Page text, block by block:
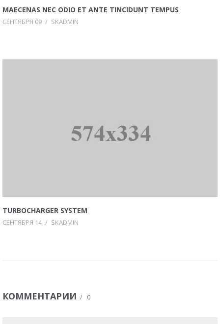
MAECENAS NEC ODIO ET ANTE TINCIDUNT TEMPUS
СЕНТЯБРЯ 09 / SKADMIN
TURBOCHARGER SYSTEM
СЕНТЯБРЯ 14 / SKADMIN
КОММЕНТАРИИ / 0